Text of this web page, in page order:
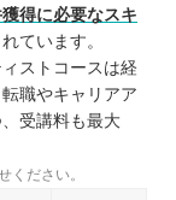
得に必要なスキ
ています。
ストコースは経
職やキャリアア
受講料も最大
ください。